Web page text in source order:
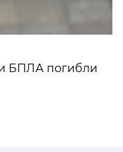
БПЛА погибли